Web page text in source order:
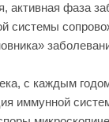
активная фаза
системы
с каждым
иммунной